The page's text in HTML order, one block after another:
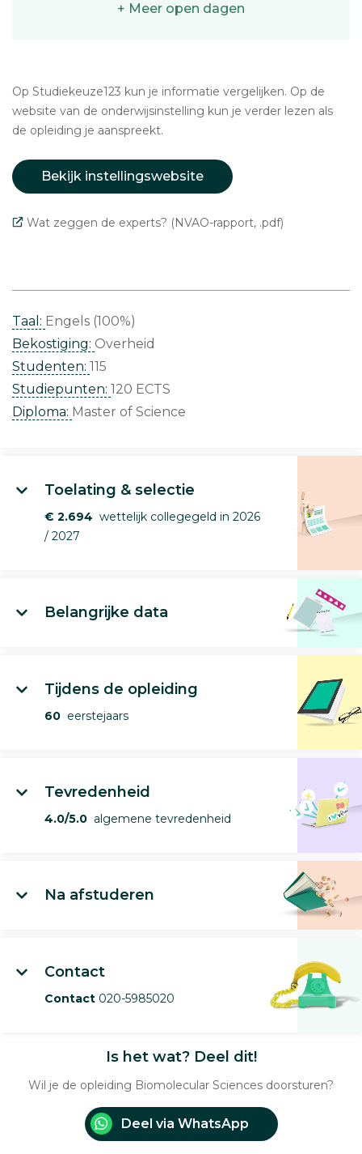
+ Meer open dagen
Op Studiekeuze123 kun je informatie vergelijken. Op de
website van de onderwijsinstelling kun je verder lezen als
de opleiding je aanspreekt.
Bekijk instellingswebsite
Wat zeggen de experts? (NVAO-rapport, .pdf)
Taal: Engels (100%)
Bekostiging: Overheid
Studenten: 115
Studiepunten: 120 ECTS
Diploma: Master of Science
Toelating & selectie
€ 2.694 wettelijk collegegeld in 2026
/ 2027
Belangrijke data
Tijdens de opleiding
60 eerstejaars
Tevredenheid
4.0/5.0 algemene tevredenheid
Na afstuderen
Contact
Contact 020-5985020
Is het wat? Deel dit!
Wil je de opleiding Biomolecular Sciences doorsturen?
Deel via WhatsApp